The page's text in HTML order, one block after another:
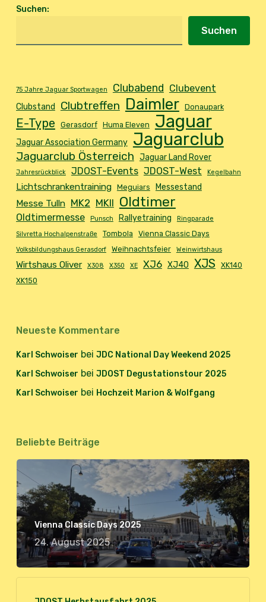
Suchen:
Suchen
75 Jahre Jaguar Sportwagen Clubabend Clubevent
Clubstand Clubtreffen Daimler Donaupark
E-Type Gerasdorf Huma Eleven Jaguar
Jaguar Association Germany Jaguarclub
Jaguarclub Österreich Jaguar Land Rover
Jahresrückblick JDOST-Events JDOST-West Kegelbahn
Lichtschrankentraining Meguiars Messestand
Messe Tulln MK2 MKII Oldtimer
Oldtimermesse Punsch Rallyetraining
Ringparade
Silvretta Hochalpenstraße
Tombola Vienna Classic Days
Volksbildungshaus Gerasdorf Weihnachtsfeier Weinwirtshaus
Wirtshaus Oliver X308 X350 XE XJ6 XJ40 XJS
XK140
XK150
Neueste Kommentare
Karl Schwoiser bei JDC National Day Weekend 2025
Karl Schwoiser bei JDOST Degustationstour 2025
Karl Schwoiser bei Hochzeit Marion & Wolfgang
Beliebte Beiträge
Vienna Classic Days 2025
24. August 2025